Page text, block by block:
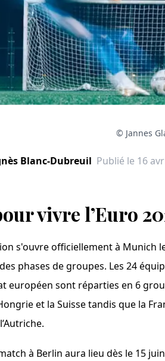
© Jannes
Blanc-Dubreuil Publié le 16
vivre l’Euro
s'ouvre officiellement à Munich
phases de groupes. Les 24
européen sont réparties en 6
et la Suisse tandis que la
à Berlin aura lieu dès le 15